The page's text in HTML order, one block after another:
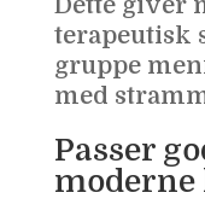
Dette giver
terapeutisk
gruppe
med
Passer